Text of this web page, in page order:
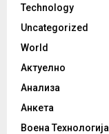
Technology
Uncategorized
World
Актуелно
Анализа
Анкета
Воена Технологија